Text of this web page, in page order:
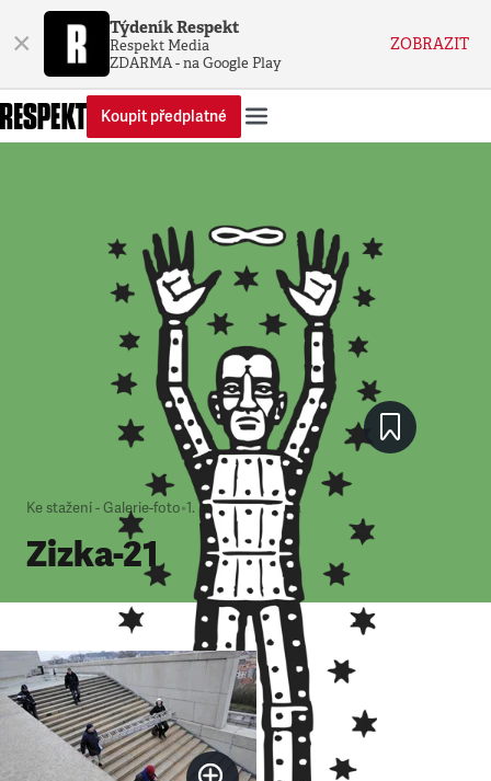
× Týdeník Respekt
Respekt Media
ZDARMA - na Google Play
ZOBRAZIT
Koupit předplatné
Ke stažení - Galerie-foto•1. 1. 2000•1minuta
Zizka-21